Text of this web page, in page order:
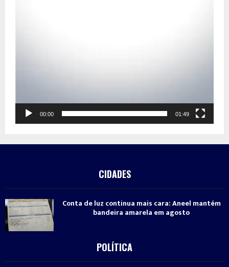
00:00 01:49
CIDADES
Conta de luz continua mais cara: Aneel mantém
bandeira amarela em agosto
POLÍTICA